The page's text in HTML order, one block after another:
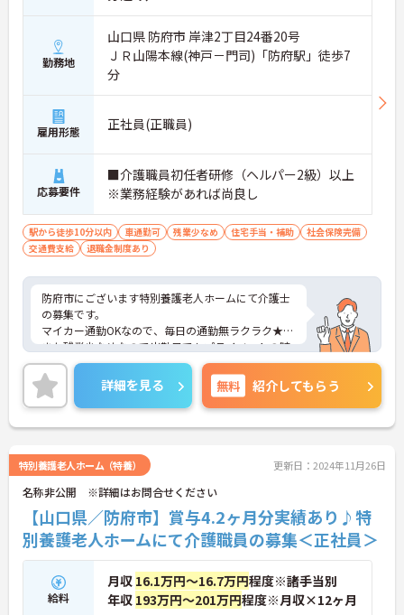
勤務地
山口県 防府市 岸津2丁目24番20号
ＪＲ山陽本線(神戸－門司)「防府駅」徒歩7
分
雇用形態 正社員(正職員)
応募要件
■介護職員初任者研修（ヘルパー2級）以上
※業務経験があれば尚良し
駅から徒歩10分以内 車通勤可 残業少なめ 住宅手当・補助
社会保険完備
交通費支給
退職金制度あり
防府市にございます特別養護老人ホームにて介護士
の募集です。
マイカー通勤OKなので、毎日の通勤無ラクラク★
また残業少なめなので出勤日でもプライベートの時
間を確保して頂けますよ♪
賞与はしっかり3か月以上支給実績あり◎こちらも
嬉しいポイントです！
ご興味ある方には、面接対策ポイントなど、さらに
詳細をお話しいたしますのでお気軽にご相談くださ
詳細を見る 無料 紹介してもらう
特別養護老人ホーム（特養） 更新日：2024年11月26日
名称非公開 ※詳細はお問合せください
【山口県／防府市】賞与4.2ヶ月分実績あり♪特
別養護老人ホームにて介護職員の募集＜正社員＞
給料
月収 16.1万円～16.7万円程度※諸手当別
年収 193万円～201万円程度※月収×12ヶ月